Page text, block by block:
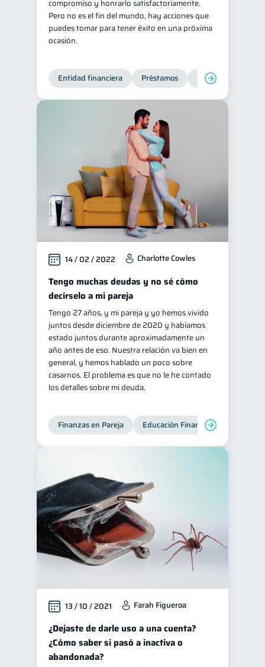
compromiso y honrarlo satisfactoriamente.
Pero no es el fin del mundo, hay acciones que
puedes tomar para tener éxito en una próxima
ocasión.
Entidad financiera Préstamos Productos
14 / 02 / 2022 Charlotte Cowles
Tengo muchas deudas y no sé cómo
decírselo a mi pareja
Tengo 27 años, y mi pareja y yo hemos vivido
juntos desde diciembre de 2020 y habíamos
estado juntos durante aproximadamente un
año antes de eso. Nuestra relación va bien en
general, y hemos hablado un poco sobre
casarnos. El problema es que no le he contado
los detalles sobre mi deuda.
Finanzas en Pareja Educación Financiera
13 / 10 / 2021 Farah Figueroa
¿Dejaste de darle uso a una cuenta?
¿Cómo saber si pasó a inactiva o
abandonada?